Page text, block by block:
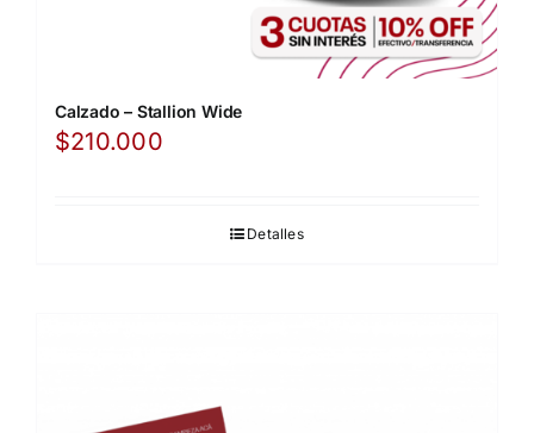
Calzado – Stallion Wide
$210.000
Detalles